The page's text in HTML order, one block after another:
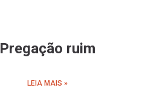
Pregação ruim
LEIA MAIS »